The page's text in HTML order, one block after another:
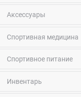
Аксессуары
Спортивная медицина
Спортивное питание
Инвентарь